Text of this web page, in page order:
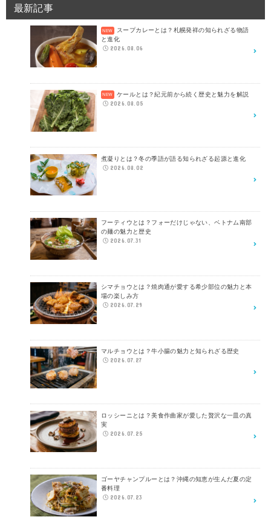
最新記事
スープカレーとは？札幌発祥の知られざる物語
と進化
2026.08.06
ケールとは？紀元前から続く歴史と魅力を解説
2026.08.05
煮凝りとは？冬の季語が語る知られざる起源と進化
2026.08.02
フーティウとは？フォーだけじゃない、ベトナム南部
の麺の魅力と歴史
2026.07.31
シマチョウとは？焼肉通が愛する希少部位の魅力と本
場の楽しみ方
2026.07.29
マルチョウとは？牛小腸の魅力と知られざる歴史
2026.07.27
ロッシーニとは？美食作曲家が愛した贅沢な一皿の真
実
2026.07.25
ゴーヤチャンプルーとは？沖縄の知恵が生んだ夏の定
番料理
2026.07.23